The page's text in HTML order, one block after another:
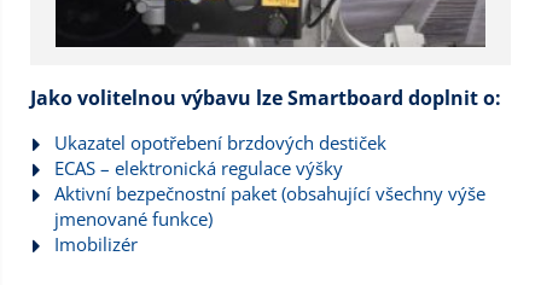
Jako volitelnou výbavu lze Smartboard doplnit o:
Ukazatel opotřebení brzdových destiček
ECAS – elektronická regulace výšky
Aktivní bezpečnostní paket (obsahující všechny výše
jmenované funkce)
Imobilizér